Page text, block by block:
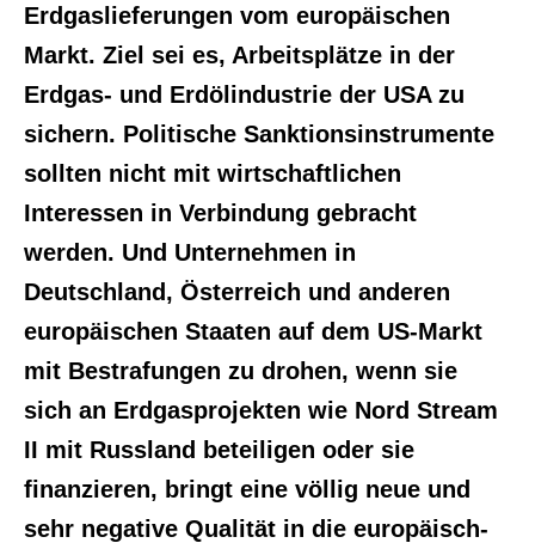
Erdgaslieferungen vom europäischen
Markt. Ziel sei es, Arbeitsplätze in der
Erdgas- und Erdölindustrie der USA zu
sichern. Politische Sanktionsinstrumente
sollten nicht mit wirtschaftlichen
Interessen in Verbindung gebracht
werden. Und Unternehmen in
Deutschland, Österreich und anderen
europäischen Staaten auf dem US-Markt
mit Bestrafungen zu drohen, wenn sie
sich an Erdgasprojekten wie Nord Stream
II mit Russland beteiligen oder sie
finanzieren, bringt eine völlig neue und
sehr negative Qualität in die europäisch-